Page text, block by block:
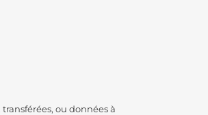
ou données à